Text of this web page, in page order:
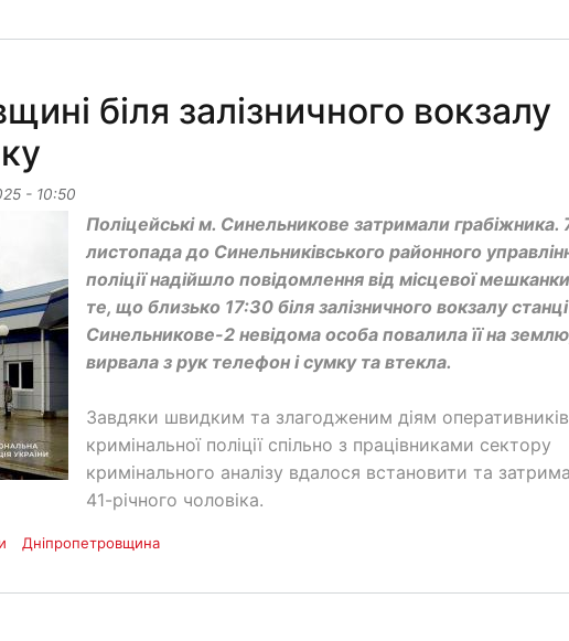
біля залізничного вокзалу
- 10:50
Поліцейські м. Синельникове затримали грабіжника.
листопада до Синельниківського районного
поліції надійшло повідомлення від місцевої
те, що близько 17:30 біля залізничного вокзалу
Синельникове-2 невідома особа повалила її на
вирвала з рук телефон і сумку та втекла.
Завдяки швидким та злагодженим діям оперативників
кримінальної поліції спільно з працівниками сектору
кримінального аналізу вдалося встановити та
41-річного чоловіка.
Дніпропетровщина